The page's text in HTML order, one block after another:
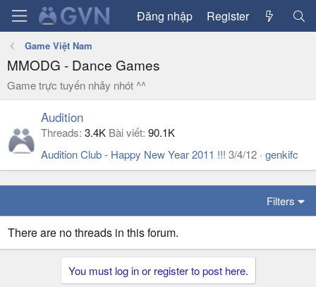
Đăng nhập Register
Game Việt Nam
MMODG - Dance Games
Game trực tuyến nhảy nhót ^^
Audition
Threads 3.4K Bài viết 90.1K
Audition Club - Happy New Year 2011 !!! 3/4/12 genkifc
Filters
There are no threads in this forum.
You must log in or register to post here.